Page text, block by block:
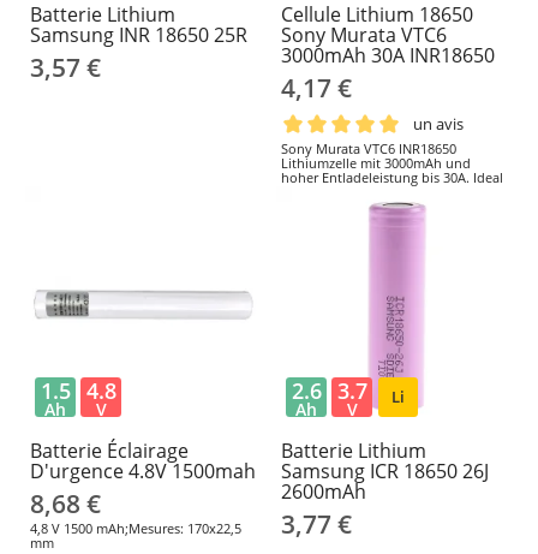
Batterie Lithium
Samsung INR 18650 25R
3,57 €
Cellule Lithium 18650
Sony Murata VTC6
3000mAh 30A INR18650
4,17 €
un avis
Sony Murata VTC6 INR18650
Lithiumzelle mit 3000mAh und
hoher Entladeleistung bis 30A. Ideal
Elektrowerkzeuge, Vaping,
Powerbanks und Hochleistungs-
Batterie Éclairage
D'urgence 4.8V 1500mah
8,68 €
4,8 V 1500 mAh;Mesures: 170x22,5
mm
1.5
Ah
4.8
V
Batterie Lithium
Samsung ICR 18650 26J
2600mAh
3,77 €
2.6
Ah
3.7
V
Li